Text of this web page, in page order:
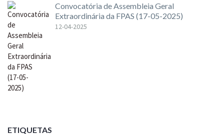
Convocatória de Assembleia Geral
Extraordinária da FPAS (17-05-2025)
12-04-2025
ETIQUETAS